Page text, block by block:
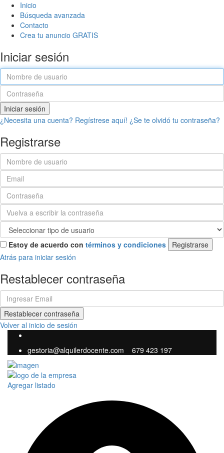
Inicio
Búsqueda avanzada
Contacto
Crea tu anuncio GRATIS
Iniciar sesión
Iniciar sesión
¿Necesita una cuenta? Regístrese aquí! ¿Se te olvidó tu contraseña?
Registrarse
Estoy de acuerdo con términos y condiciones
Registrarse
Atrás para iniciar sesión
Restablecer contraseña
Restablecer contraseña
Volver al inicio de sesión
gestoria@alquilerdocente.com 679 423 197
Agregar listado